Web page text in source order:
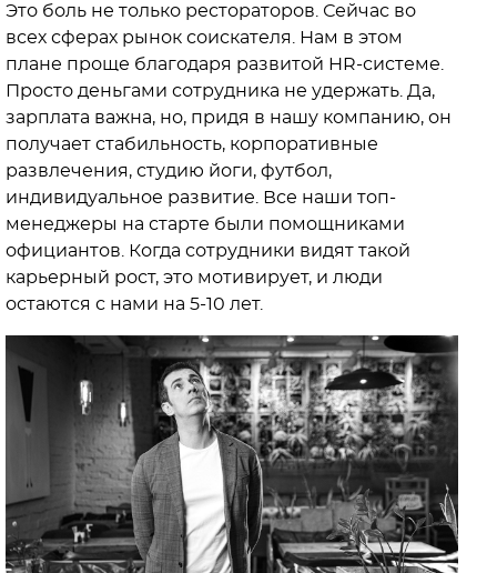
Это боль не только рестораторов. Сейчас во
всех сферах рынок соискателя. Нам в этом
плане проще благодаря развитой HR-системе.
Просто деньгами сотрудника не удержать. Да,
зарплата важна, но, придя в нашу компанию, он
получает стабильность, корпоративные
развлечения, студию йоги, футбол,
индивидуальное развитие. Все наши топ-
менеджеры на старте были помощниками
официантов. Когда сотрудники видят такой
карьерный рост, это мотивирует, и люди
остаются с нами на 5-10 лет.